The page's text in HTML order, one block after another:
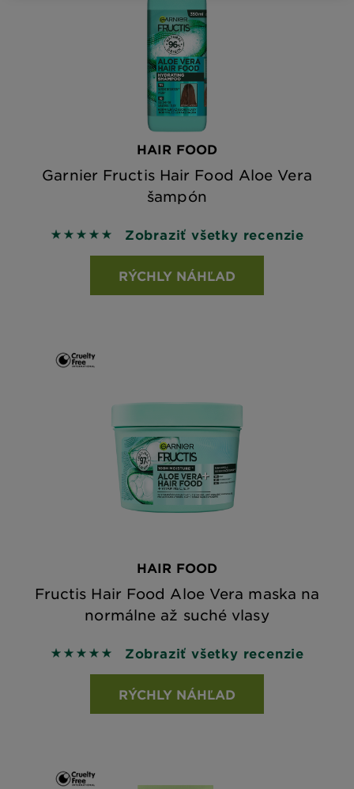
HAIR FOOD
Garnier Fructis Hair Food Aloe Vera
šampón
5 out of 5 stars based on reviews
Zobraziť všetky recenzie
RÝCHLY NÁHĽAD
HAIR FOOD
Fructis Hair Food Aloe Vera maska na
normálne až suché vlasy
5 out of 5 stars based on reviews
Zobraziť všetky recenzie
RÝCHLY NÁHĽAD